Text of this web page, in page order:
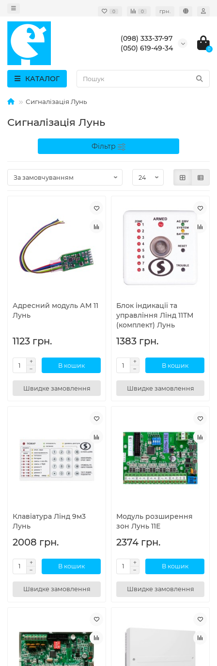
0 0 грн.
(098) 333-37-97
(050) 619-49-34
0
КАТАЛОГ
Сигналізація Лунь
Сигналізація Лунь
Фільтр
Адресний модуль АМ 11
Лунь
1123 грн.
В кошик
Швидке замовлення
Блок індикації та
управління Лінд 11ТМ
(комплект) Лунь
1383 грн.
В кошик
Швидке замовлення
Клавіатура Лінд 9м3
Лунь
2008 грн.
В кошик
Швидке замовлення
Модуль розширення
зон Лунь 11Е
2374 грн.
В кошик
Швидке замовлення